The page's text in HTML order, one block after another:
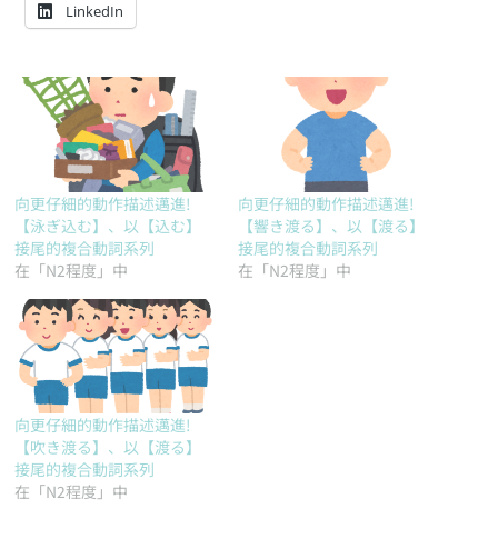
LinkedIn
向更仔細的動作描述邁進!
【泳ぎ込む】、以【込む】
接尾的複合動詞系列
在「N2程度」中
向更仔細的動作描述邁進!
【響き渡る】、以【渡る】
接尾的複合動詞系列
在「N2程度」中
向更仔細的動作描述邁進!
【吹き渡る】、以【渡る】
接尾的複合動詞系列
在「N2程度」中